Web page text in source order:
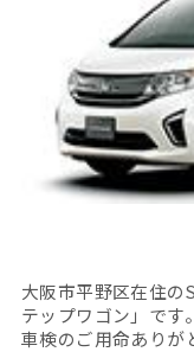
大阪市平野区在住
テップワゴン」です。
車検のご用命ありが